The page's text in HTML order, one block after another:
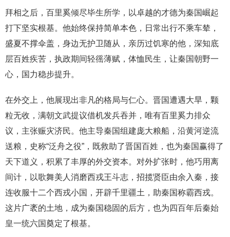
拜相之后，百里奚倾尽毕生所学，以卓越的才德为秦国崛起
打下坚实根基。他始终保持简单本色，日常出行不乘车辇，
盛夏不撑伞盖，身边无护卫随从，亲历过饥寒的他，深知底
层百姓疾苦，执政期间轻徭薄赋，体恤民生，让秦国朝野一
心，国力稳步提升。
在外交上，他展现出非凡的格局与仁心。晋国遭遇大旱，颗
粒无收，满朝文武提议借机发兵吞并，唯有百里奚力排众
议，主张赈灾济民。他主导秦国组建庞大粮船，沿黄河逆流
送粮，史称“泛舟之役”，既救助了晋国百姓，也为秦国赢得了
天下道义，积累了丰厚的外交资本。对外扩张时，他巧用离
间计，以歌舞美人消磨西戎王斗志，招揽贤臣由余入秦，接
连收服十二个西戎小国，开辟千里疆土，助秦国称霸西戎。
这片广袤的土地，成为秦国稳固的后方，也为四百年后秦始
皇一统六国奠定了根基。